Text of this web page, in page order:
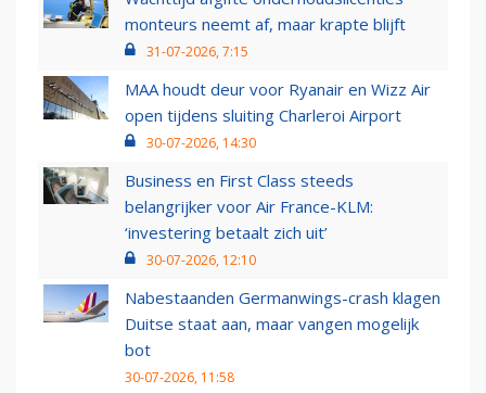
monteurs neemt af, maar krapte blijft
31-07-2026, 7:15
MAA houdt deur voor Ryanair en Wizz Air
open tijdens sluiting Charleroi Airport
30-07-2026, 14:30
Business en First Class steeds
belangrijker voor Air France-KLM:
‘investering betaalt zich uit’
30-07-2026, 12:10
Nabestaanden Germanwings-crash klagen
Duitse staat aan, maar vangen mogelijk
bot
30-07-2026, 11:58